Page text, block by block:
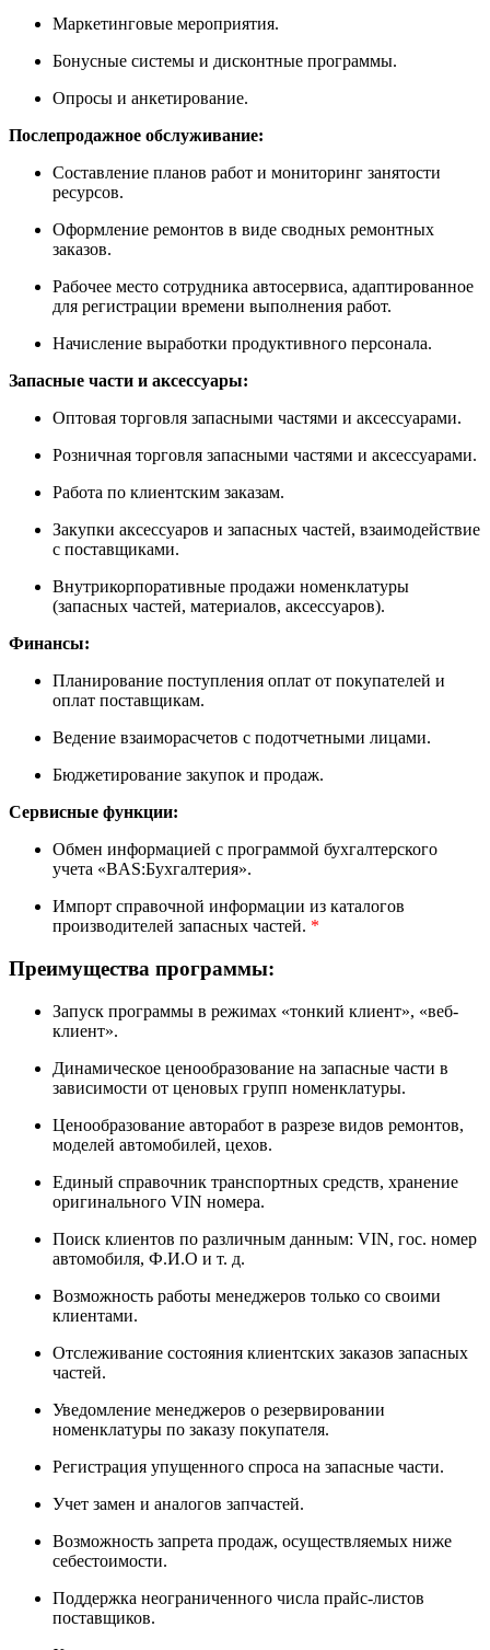
Маркетинговые мероприятия.
Бонусные системы и дисконтные программы.
Опросы и анкетирование.
Послепродажное обслуживание:
Составление планов работ и мониторинг занятости
ресурсов.
Оформление ремонтов в виде сводных ремонтных
заказов.
Рабочее место сотрудника автосервиса, адаптированное
для регистрации времени выполнения работ.
Начисление выработки продуктивного персонала.
Запасные части и аксессуары:
Оптовая торговля запасными частями и аксессуарами.
Розничная торговля запасными частями и аксессуарами.
Работа по клиентским заказам.
Закупки аксессуаров и запасных частей, взаимодействие
с поставщиками.
Внутрикорпоративные продажи номенклатуры
(запасных частей, материалов, аксессуаров).
Финансы:
Планирование поступления оплат от покупателей и
оплат поставщикам.
Ведение взаиморасчетов с подотчетными лицами.
Бюджетирование закупок и продаж.
Сервисные функции:
Обмен информацией с программой бухгалтерского
учета «BAS:Бухгалтерия».
Импорт справочной информации из каталогов
производителей запасных частей. *
Преимущества программы:
Запуск программы в режимах «тонкий клиент», «веб-
клиент».
Динамическое ценообразование на запасные части в
зависимости от ценовых групп номенклатуры.
Ценообразование авторабот в разрезе видов ремонтов,
моделей автомобилей, цехов.
Единый справочник транспортных средств, хранение
оригинального VIN номера.
Поиск клиентов по различным данным: VIN, гос. номер
автомобиля, Ф.И.О и т. д.
Возможность работы менеджеров только со своими
клиентами.
Отслеживание состояния клиентских заказов запасных
частей.
Уведомление менеджеров о резервировании
номенклатуры по заказу покупателя.
Регистрация упущенного спроса на запасные части.
Учет замен и аналогов запчастей.
Возможность запрета продаж, осуществляемых ниже
себестоимости.
Поддержка неограниченного числа прайс-листов
поставщиков.